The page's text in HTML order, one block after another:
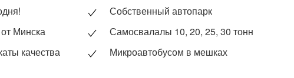
Минска
качества
Собственный автопарк
Самосвалалы 10, 20, 25, 30 тонн
Микроавтобусом в мешках